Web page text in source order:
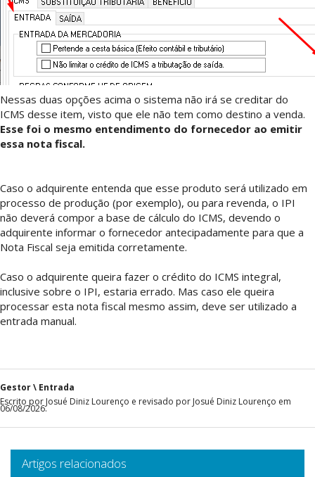
Nessas duas opções acima o sistema não irá se creditar do
ICMS desse item, visto que ele não tem como destino a venda.
Esse foi o mesmo entendimento do fornecedor ao emitir
essa nota fiscal.
Caso o adquirente entenda que esse produto será utilizado em
processo de produção (por exemplo), ou para revenda, o IPI
não deverá compor a base de cálculo do ICMS, devendo o
adquirente informar o fornecedor antecipadamente para que a
Nota Fiscal seja emitida corretamente.
Caso o adquirente queira fazer o crédito do ICMS integral,
inclusive sobre o IPI, estaria errado. Mas caso ele queira
processar esta nota fiscal mesmo assim, deve ser utilizado a
entrada manual.
Gestor \ Entrada
Escrito por Josué Diniz Lourenço e revisado por Josué Diniz Lourenço em
06/08/2026.
Artigos relacionados